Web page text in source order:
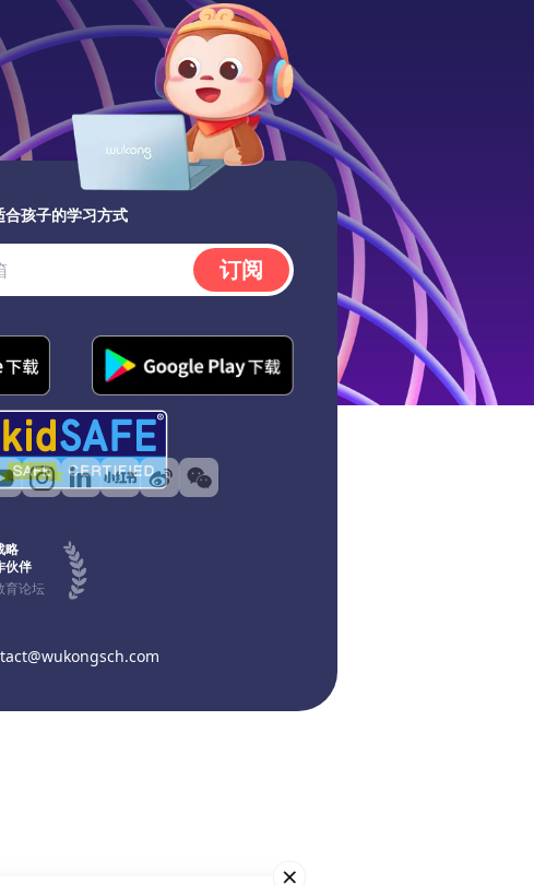
孩子的学习方式
订阅
略
伙伴
育论坛